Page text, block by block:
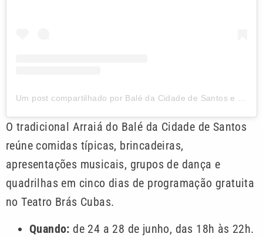
O tradicional Arraiá do Balé da Cidade de Santos
reúne comidas típicas, brincadeiras,
apresentações musicais, grupos de dança e
quadrilhas em cinco dias de programação gratuita
no Teatro Brás Cubas.
Quando: de 24 a 28 de junho, das 18h às 22h.